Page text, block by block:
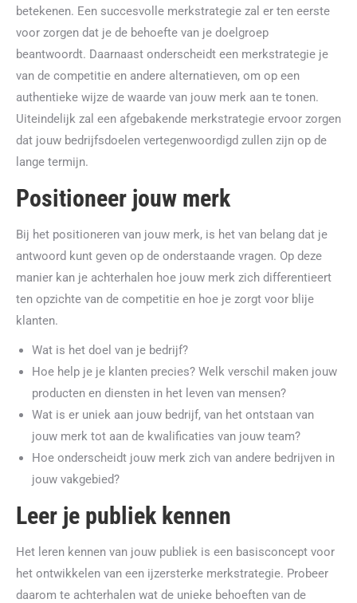
betekenen. Een succesvolle merkstrategie zal er ten eerste
voor zorgen dat je de behoefte van je doelgroep
beantwoordt. Daarnaast onderscheidt een merkstrategie je
van de competitie en andere alternatieven, om op een
authentieke wijze de waarde van jouw merk aan te tonen.
Uiteindelijk zal een afgebakende merkstrategie ervoor zorgen
dat jouw bedrijfsdoelen vertegenwoordigd zullen zijn op de
lange termijn.
Positioneer jouw merk
Bij het positioneren van jouw merk, is het van belang dat je
antwoord kunt geven op de onderstaande vragen. Op deze
manier kan je achterhalen hoe jouw merk zich differentieert
ten opzichte van de competitie en hoe je zorgt voor blije
klanten.
Wat is het doel van je bedrijf?
Hoe help je je klanten precies? Welk verschil maken jouw
producten en diensten in het leven van mensen?
Wat is er uniek aan jouw bedrijf, van het ontstaan van
jouw merk tot aan de kwalificaties van jouw team?
Hoe onderscheidt jouw merk zich van andere bedrijven in
jouw vakgebied?
Leer je publiek kennen
Het leren kennen van jouw publiek is een basisconcept voor
het ontwikkelen van een ijzersterke merkstrategie. Probeer
daarom te achterhalen wat de unieke behoeften van de